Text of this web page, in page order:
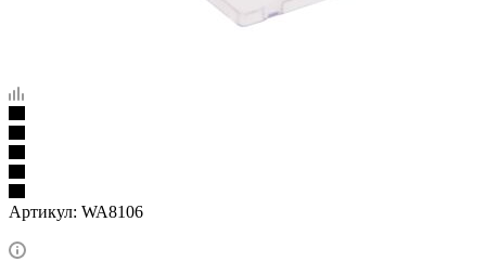
Артикул: WA8106